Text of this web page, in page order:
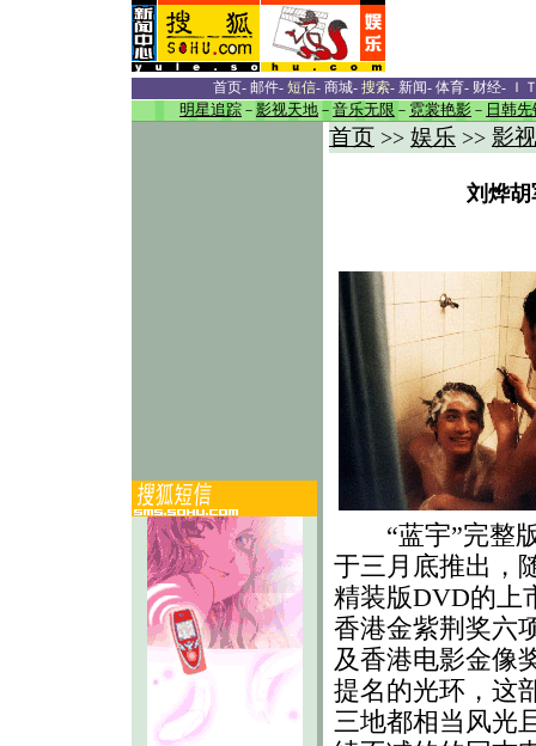
首页- 邮件- 短信- 商城- 搜索- 新闻- 体育- 财经- Ｉ
明星追踪 － 影视天地 － 音乐无限 － 霓裳艳影 － 日韩先
首页 >> 娱乐 >> 影
刘烨胡
“蓝宇”完整
于三月底推出，
精装版DVD的上
香港金紫荆奖六
及香港电影金像
提名的光环，这
三地都相当风光